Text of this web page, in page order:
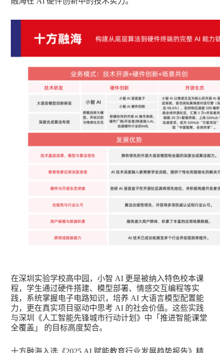
在深圳实验学校高中园，小智 AI 更是被纳入特色校本课
程，学生通过硬件搭建、模型部署、情感交互编程等实
践，系统掌握电子电路知识，培养 AI 大语言模型配置能
力，更在真实项目驱动中思考 AI 的社会价值。这些实践
与深圳《人工智能先锋城市行动计划》中「推进智能课堂
全覆盖」 的目标高度契合。